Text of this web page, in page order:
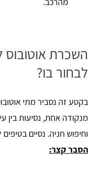
השכרת אוטובוס
לבחור בו?
בקטע זה נסביר מתי
מנקודה אחת, נסיעות בין
וחיפוש חניה. נסיים
הסבר קצר: